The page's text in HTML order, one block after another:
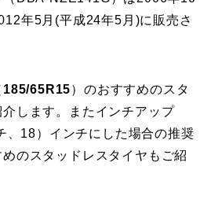
年5月(平成24年5月)に販売さ
185/65R15）のおすすめのスタ
します。またインチアップ
、18）インチにした場合の推奨
のスタッドレスタイヤもご紹